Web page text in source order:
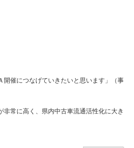
催につなげていきたいと思います」（事
常に高く、県内中古車流通活性化に大き